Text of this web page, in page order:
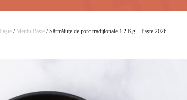
Paște / Meniu Paste / Sărmăluțe de porc tradiționale 1.2 Kg – Paște 2026